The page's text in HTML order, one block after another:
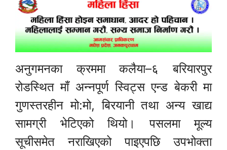
अनुगमनका क्रममा कलैया–६ बरियारपुर
रोडस्थित माँ अन्नपूर्ण स्विट्स एन्ड बेकरी मा
गुणस्तरहीन मो:मो, बिरयानी तथा अन्य खाद्य
सामग्री भेटिएको थियो। पसलमा मूल्य
सूचीसमेत नराखिएको पाइएपछि उपभोक्ता